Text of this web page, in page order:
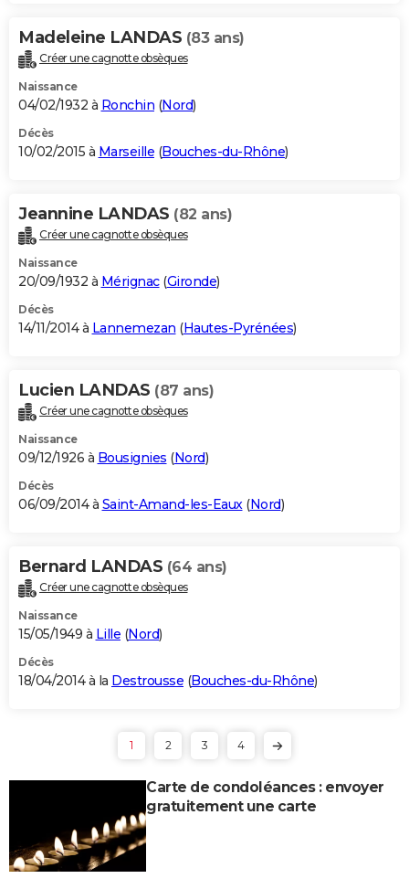
Madeleine LANDAS (83 ans)
Créer une cagnotte obsèques
Naissance
04/02/1932 à Ronchin (Nord)
Décès
10/02/2015 à Marseille (Bouches-du-Rhône)
Jeannine LANDAS (82 ans)
Créer une cagnotte obsèques
Naissance
20/09/1932 à Mérignac(Gironde)
Décès
14/11/2014 à Lannemezan (Hautes-Pyrénées)
Lucien LANDAS (87 ans)
Créer une cagnotte obsèques
Naissance
09/12/1926 à Bousignies (Nord)
Décès
06/09/2014 à Saint-Amand-les-Eaux(Nord)
Bernard LANDAS (64 ans)
Créer une cagnotte obsèques
Naissance
15/05/1949 à Lille (Nord)
Décès
18/04/2014 à la Destrousse (Bouches-du-Rhône)
1 2 3 4
Carte de condoléances : envoyer
gratuitement une carte